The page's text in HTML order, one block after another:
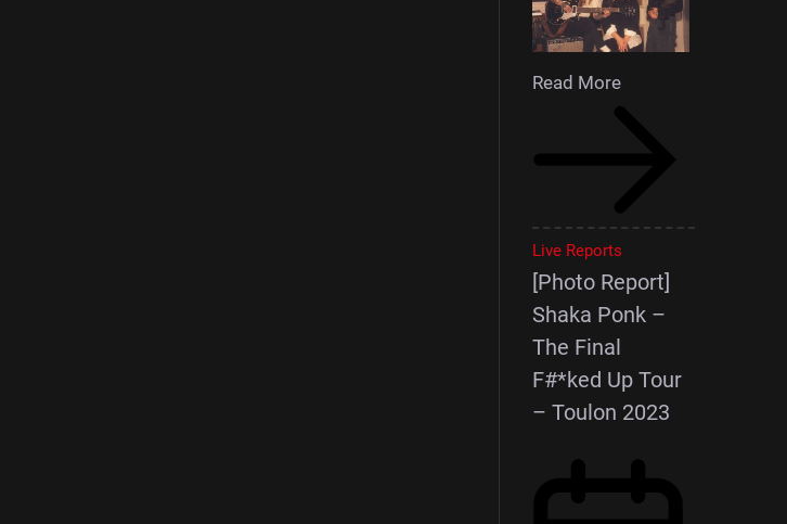
Read More
Live Reports
[Photo Report]
Shaka Ponk –
The Final
F#*ked Up Tour
– Toulon 2023